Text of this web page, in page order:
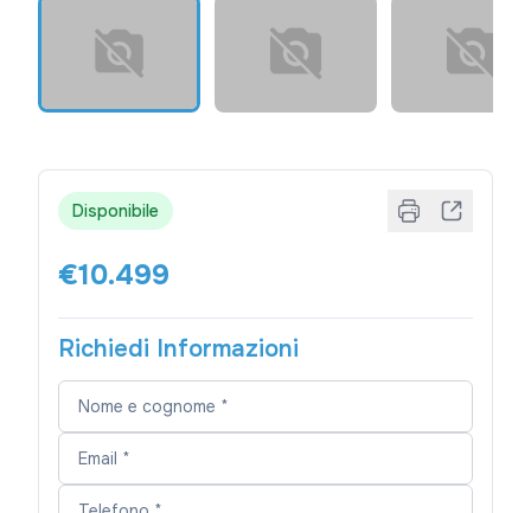
Disponibile
€10.499
Richiedi Informazioni